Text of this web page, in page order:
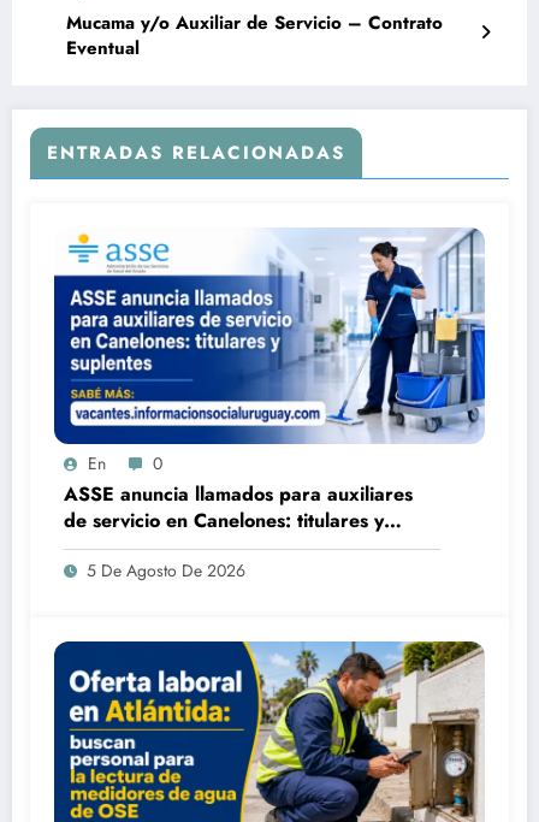
Mucama y/o Auxiliar de Servicio – Contrato
Eventual
ENTRADAS RELACIONADAS
En 0
ASSE anuncia llamados para auxiliares
de servicio en Canelones: titulares y
suplentes
5 De Agosto De 2026